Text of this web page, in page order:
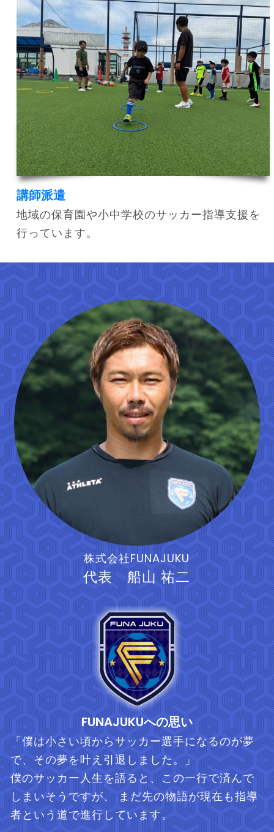
講師派遣
地域の保育園や小中学校のサッカー指導支援を
行っています。
株式会社FUNAJUKU
代表 船山 祐二
FUNAJUKUへの思い
「僕は小さい頃からサッカー選手になるのが夢
で、その夢を叶え引退しました。」
僕のサッカー人生を語ると、この一行で済んで
しまいそうですが、 まだ先の物語が現在も指導
者という道で進行しています。